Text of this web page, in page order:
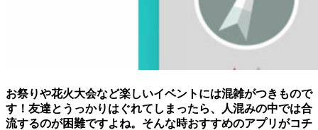
お祭りや花火大会など楽しいイベントには混雑がつきもので
す！友達とうっかりはぐれてしまったら、人混みの中では合
流するのが困難ですよね。そんな時おすすめのアプリがコチ